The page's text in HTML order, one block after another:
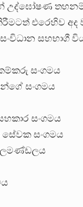
උද්ඝෝෂණ
එරෙහිව අද
සහභාගී
සංගමය
සංගමය
සංගමය
සේවක සංගමය